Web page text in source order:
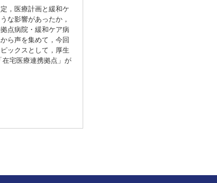
，医療計画と緩和ケ
な影響があったか，
点病院・緩和ケア病
ら声を集めて，今回
ックスとして，厚生
宅医療連携拠点」が